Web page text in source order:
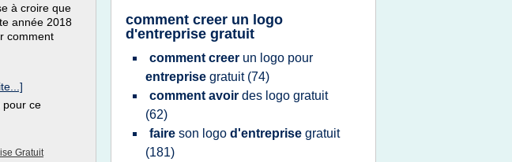
à croire que
année 2018
comment
pour ce
Gratuit
comment creer un logo
d'entreprise gratuit
comment creer un logo pour
entreprise gratuit (74)
comment avoir des logo gratuit
(62)
faire son logo d'entreprise gratuit
(181)